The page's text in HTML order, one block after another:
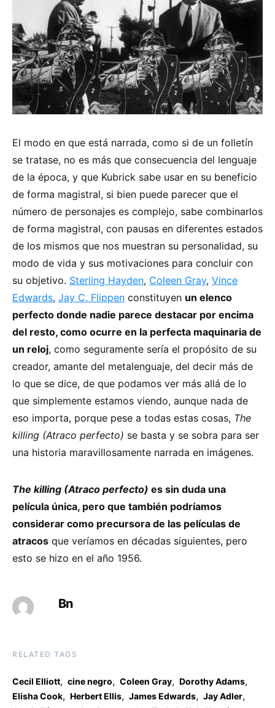
El modo en que está narrada, como si de un folletín
se tratase, no es más que consecuencia del lenguaje
de la época, y que Kubrick sabe usar en su beneficio
de forma magistral, si bien puede parecer que el
número de personajes es complejo, sabe combinarlos
de forma magistral, con pausas en diferentes estados
de los mismos que nos muestran su personalidad, su
modo de vida y sus motivaciones para concluir con
su objetivo. Sterling Hayden, Coleen Gray, Vince
Edwards, Jay C. Flippen constituyen un elenco
perfecto donde nadie parece destacar por encima
del resto, como ocurre en la perfecta maquinaria de
un reloj, como seguramente sería el propósito de su
creador, amante del metalenguaje, del decir más de
lo que se dice, de que podamos ver más allá de lo
que simplemente estamos viendo, aunque nada de
eso importa, porque pese a todas estas cosas, The
killing (Atraco perfecto) se basta y se sobra para ser
una historia maravillosamente narrada en imágenes.
The killing (Atraco perfecto) es sin duda una
película única, pero que también podríamos
considerar como precursora de las películas de
atracos que veríamos en décadas siguientes, pero
esto se hizo en el año 1956.
Bn
RELATED TAGS
Cecil Elliott, cine negro, Coleen Gray, Dorothy Adams,
Elisha Cook, Herbert Ellis, James Edwards, Jay Adler,